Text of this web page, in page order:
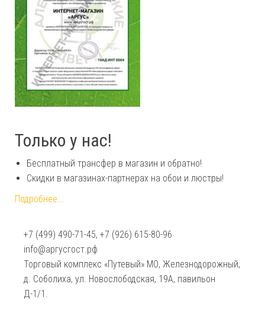
Только у нас!
Бесплатный трансфер в магазин и обратно!
Скидки в магазинах-партнерах на обои и люстры!
Подробнее...
+7 (499) 490-71-45, +7 (926) 615-80-96
info@аргусгост.рф
Торговый комплекс «Путевый» МО, Железнодорожный,
д. Соболиха, ул. Новослободская, 19А, павильон
Д-1/1.